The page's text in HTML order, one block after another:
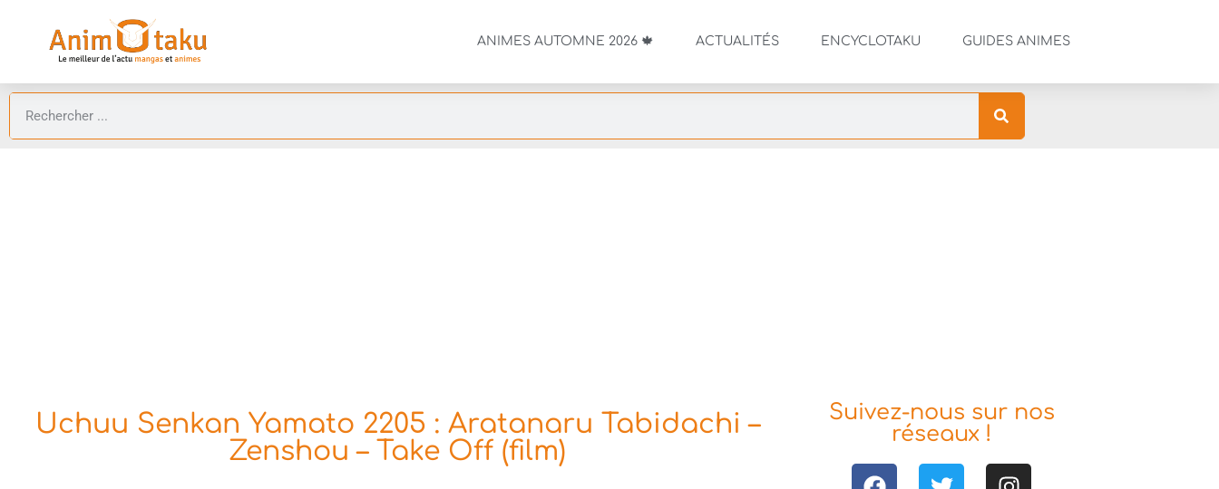
ANIMES AUTOMNE 2026 🍁 ACTUALITÉS ENCYCLOTAKU GUIDES ANIMES
Uchuu Senkan Yamato 2205 : Aratanaru Tabidachi –
Zenshou – Take Off (film)
Suivez-nous sur nos
réseaux !